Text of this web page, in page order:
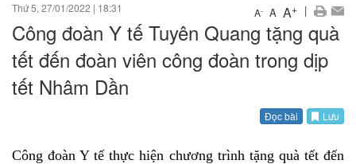
Thứ 5, 27/01/2022 | 18:31 A- A A+ |
Công đoàn Y tế Tuyên Quang tặng quà
tết đến đoàn viên công đoàn trong dịp
tết Nhâm Dần
Đọc bài Lưu
Công đoàn Y tế thực hiện chương trình tặng quà tết đến